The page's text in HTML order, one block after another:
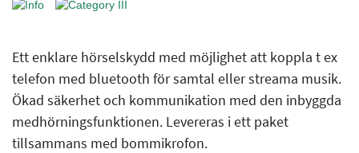
Ett enklare hörselskydd med möjlighet att koppla t ex
telefon med bluetooth för samtal eller streama musik.
Ökad säkerhet och kommunikation med den inbyggda
medhörningsfunktionen. Levereras i ett paket
tillsammans med bommikrofon.